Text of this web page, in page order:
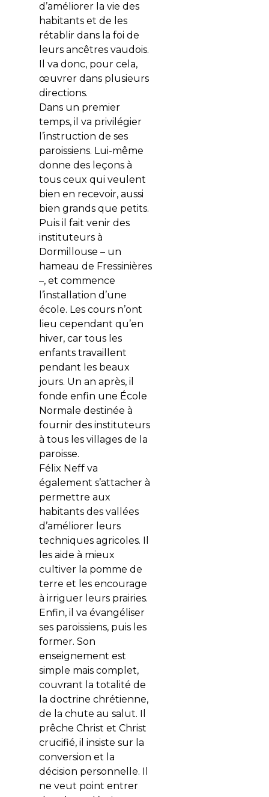
d’améliorer la vie des
habitants et de les
rétablir dans la foi de
leurs ancêtres vaudois.
Il va donc, pour cela,
œuvrer dans plusieurs
directions.
Dans un premier
temps, il va privilégier
l’instruction de ses
paroissiens. Lui-même
donne des leçons à
tous ceux qui veulent
bien en recevoir, aussi
bien grands que petits.
Puis il fait venir des
instituteurs à
Dormillouse – un
hameau de Fressinières
–, et commence
l’installation d’une
école. Les cours n’ont
lieu cependant qu’en
hiver, car tous les
enfants travaillent
pendant les beaux
jours. Un an après, il
fonde enfin une École
Normale destinée à
fournir des instituteurs
à tous les villages de la
paroisse.
Félix Neff va
également s’attacher à
permettre aux
habitants des vallées
d’améliorer leurs
techniques agricoles. Il
les aide à mieux
cultiver la pomme de
terre et les encourage
à irriguer leurs prairies.
Enfin, il va évangéliser
ses paroissiens, puis les
former. Son
enseignement est
simple mais complet,
couvrant la totalité de
la doctrine chrétienne,
de la chute au salut. Il
prêche Christ et Christ
crucifié, il insiste sur la
conversion et la
décision personnelle. Il
ne veut point entrer